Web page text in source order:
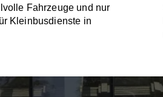
Fahrzeuge und nur
Kleinbusdienste in